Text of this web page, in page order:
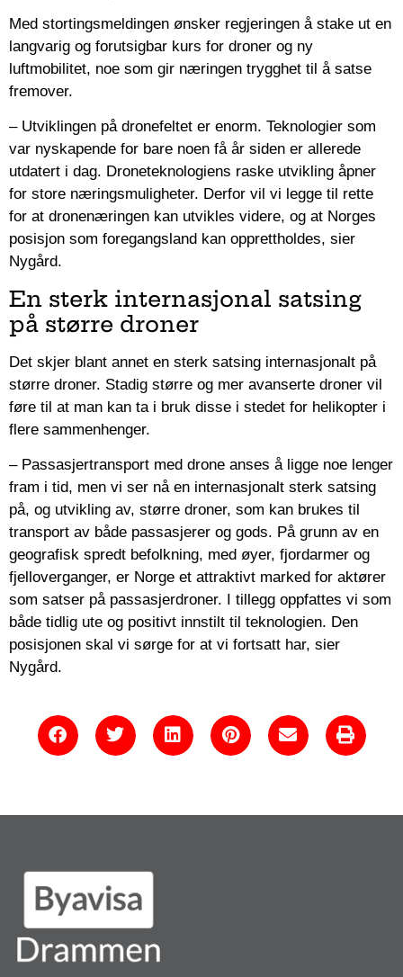
Med stortingsmeldingen ønsker regjeringen å stake ut en
langvarig og forutsigbar kurs for droner og ny
luftmobilitet, noe som gir næringen trygghet til å satse
fremover.
– Utviklingen på dronefeltet er enorm. Teknologier som
var nyskapende for bare noen få år siden er allerede
utdatert i dag. Droneteknologiens raske utvikling åpner
for store næringsmuligheter. Derfor vil vi legge til rette
for at dronenæringen kan utvikles videre, og at Norges
posisjon som foregangsland kan opprettholdes, sier
Nygård.
En sterk internasjonal satsing
på større droner
Det skjer blant annet en sterk satsing internasjonalt på
større droner. Stadig større og mer avanserte droner vil
føre til at man kan ta i bruk disse i stedet for helikopter i
flere sammenhenger.
– Passasjertransport med drone anses å ligge noe lenger
fram i tid, men vi ser nå en internasjonalt sterk satsing
på, og utvikling av, større droner, som kan brukes til
transport av både passasjerer og gods. På grunn av en
geografisk spredt befolkning, med øyer, fjordarmer og
fjelloverganger, er Norge et attraktivt marked for aktører
som satser på passasjerdroner. I tillegg oppfattes vi som
både tidlig ute og positivt innstilt til teknologien. Den
posisjonen skal vi sørge for at vi fortsatt har, sier
Nygård.